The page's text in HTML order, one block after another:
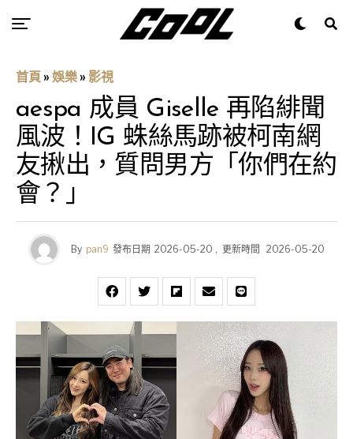
首頁 » 娛樂 » 影視
aespa 成員 Giselle 再陷緋聞
風波！IG 蛛絲馬跡被柯南網
友揪出，質問男方「你們在約
會？」
By pan9 發布日期 2026-05-20 , 更新時間 2026-05-20